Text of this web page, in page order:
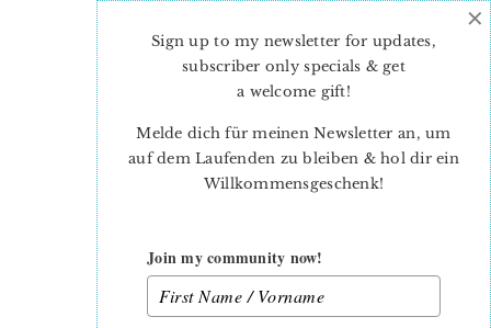
Sign up to my newsletter for updates,
subscriber only specials & get
a welcome gift!
Melde dich für meinen Newsletter an, um
auf dem Laufenden zu bleiben & hol dir ein
Willkommensgeschenk!
Join my community now!
×